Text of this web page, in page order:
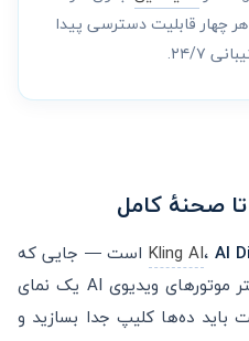
هر چهار قابلیت دسترسی پیدا
۲۴/۷.
Kling AI، AI
است — جایی که
Kling 3.0 از رقبا جلو می‌زند. بیشتر موتورهای ویدیوی AI یک نمای
باید ده‌ها کلیپ جدا بسازید و